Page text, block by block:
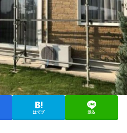
はてブ 送る